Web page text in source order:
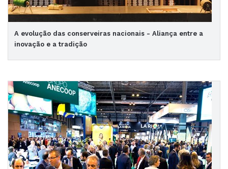
A evolução das conserveiras nacionais - Aliança entre a
inovação e a tradição